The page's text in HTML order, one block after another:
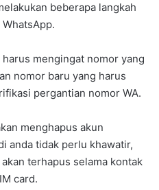
beberapa langkah
mengingat nomor yang
nomor baru yang harus
pergantian nomor WA.
menghapus akun
anda tidak perlu khawatir,
terhapus selama kontak
card.